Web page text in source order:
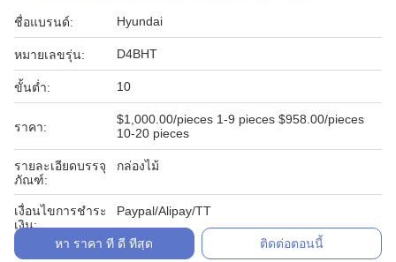
ชื่อแบรนด์: Hyundai
หมายเลขรุ่น: D4BHT
ขั้นต่ำ: 10
ราคา:
$1,000.00/pieces 1-9 pieces $958.00/pieces
10-20 pieces
รายละเอียดบรรจุ
ภัณฑ์:
กล่องไม้
เงื่อนไขการชำระ
เงิน:
Paypal/Alipay/TT
หา ราคา ที่ ดี ที่สุด ติดต่อตอนนี้